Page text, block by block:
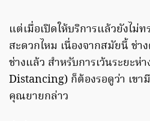
แต่เมื่อเปิดให้บริการแล้วยังไม่
สะดวกไหม เนื่องจากสมัยนี้ ช่
ช่างแล้ว สำหรับการเว้นระยะห่
Distancing) ก็ต้องรอดูว่า เขา
คุณยายกล่าว